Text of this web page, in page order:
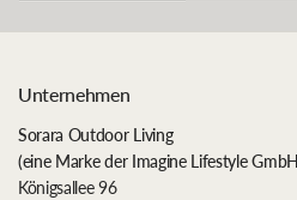
Unternehmen
Sorara Outdoor Living
(eine Marke der Imagine Lifestyle
Königsallee 96